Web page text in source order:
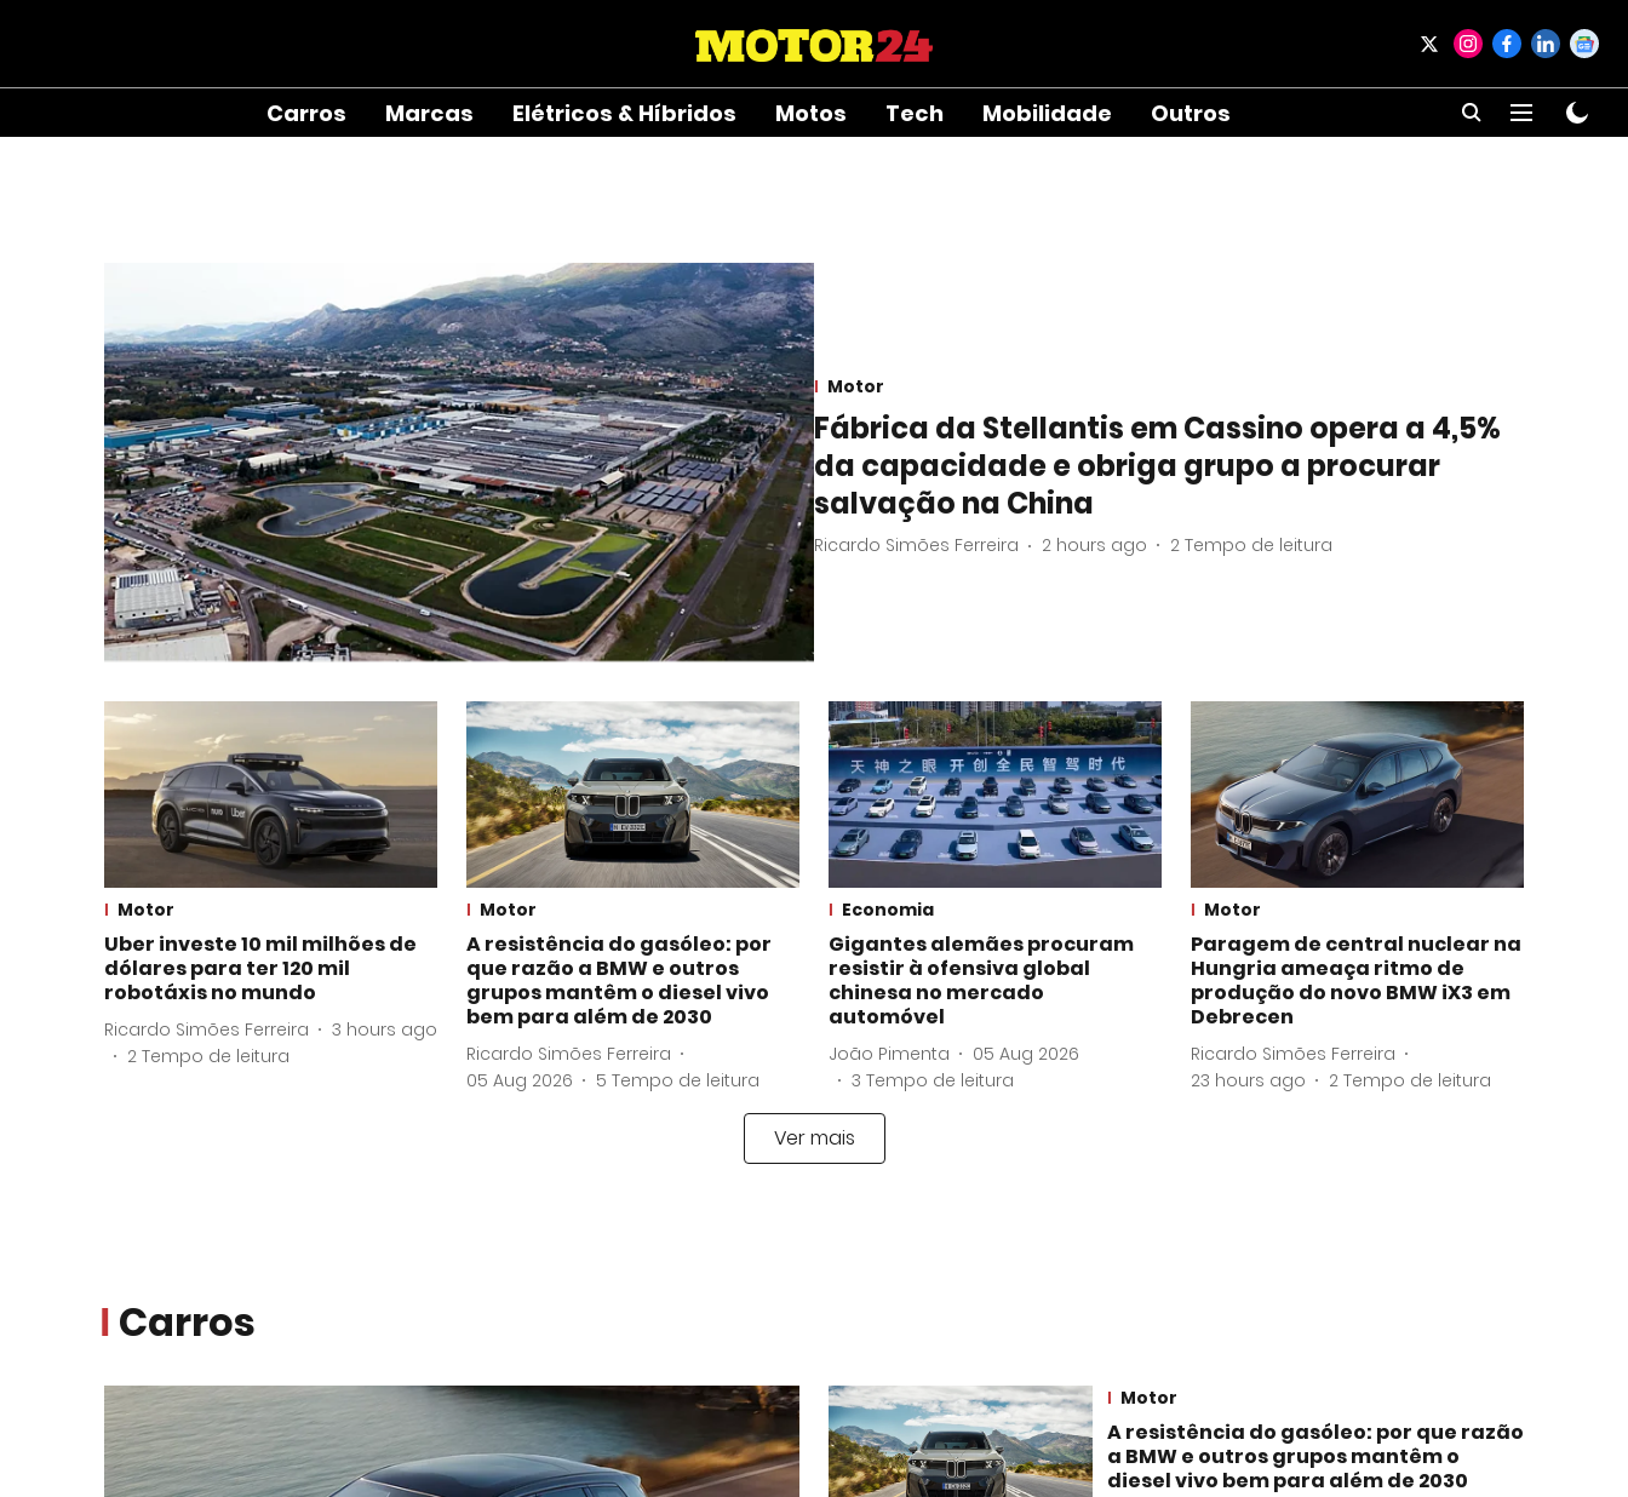
Carros Marcas Elétricos & Híbridos Motos Tech Mobilidade Outros
Motor
Fábrica da Stellantis em Cassino opera a 4,5%
da capacidade e obriga grupo a procurar
salvação na China
Ricardo Simões Ferreira 2 hours ago 2 Tempo de leitura
Motor
Uber investe 10 mil milhões de
dólares para ter 120 mil
robotáxis no mundo
Ricardo Simões Ferreira
3 hours ago
2 Tempo de leitura
Motor
A resistência do gasóleo: por
que razão a BMW e outros
grupos mantêm o diesel vivo
bem para além de 2030
Ricardo Simões Ferreira
05 Aug 2026
5 Tempo de leitura
Economia
Gigantes alemães procuram
resistir à ofensiva global
chinesa no mercado
automóvel
João Pimenta
05 Aug 2026
3 Tempo de leitura
Motor
Paragem de central nuclear na
Hungria ameaça ritmo de
produção do novo BMW iX3 em
Debrecen
Ricardo Simões Ferreira
23 hours ago
2 Tempo de leitura
Ver mais
Carros
Motor
A resistência do gasóleo: por que razão
a BMW e outros grupos mantêm o
diesel vivo bem para além de 2030